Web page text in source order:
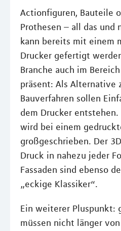
Actionfiguren, Bauteile
Prothesen – all das und
kann bereits mit einem
Drucker gefertigt
Branche auch im
präsent: Als Alternative
Bauverfahren sollen
dem Drucker
wird bei einem
großgeschrieben. Der
Druck in nahezu jeder
Fassaden sind ebenso
„eckige Klassiker“.
Ein weiterer Pluspunkt:
müssen nicht länger